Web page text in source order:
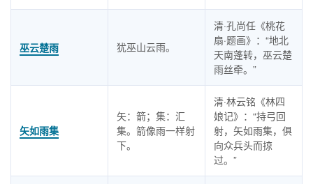
巫云楚雨 犹巫山云雨。
清·孔尚任《桃花
扇·题画》：“地北
天南蓬转，巫云楚
雨丝牵。”
矢如雨集
矢：箭；集：汇
集。箭像雨一样射
下。
清·林云铭《林四
娘记》：“持弓回
射，矢如雨集，俱
向众兵头而掠
过。”